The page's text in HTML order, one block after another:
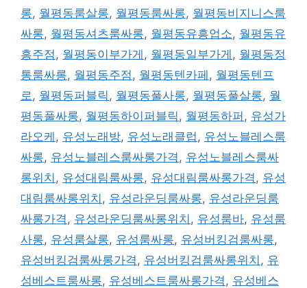
롱, 월평동룸살롱, 월평동룸싸롱, 월평동비지니스룸
싸롱, 월평동셔츠룸싸롱, 월평동유흥업소, 월평동유
흥주점 , 월평동이부가게 , 월평동일부가게 , 월평동정
통룸싸롱, 월평동주점 , 월평동텐카페 , 월평동텐프
로 , 월평동퍼블릭 , 월평동풀사롱, 월평동풀살롱, 월
평동풀싸롱, 월평동하이퍼블릭 , 월평동하퍼 , 유성가
라오케 , 유성노래방, 유성노래클럽 , 유성노블레스룸
싸롱, 유성노블레스룸싸롱가격 , 유성노블레스룸싸
롱위치 , 유성대림룸싸롱, 유성대림룸싸롱가격 , 유성
대림룸싸롱위치 , 유성라운딩룸싸롱, 유성라운딩룸
싸롱가격 , 유성라운딩룸싸롱위치 , 유성룸바, 유성룸
사롱, 유성룸살롱, 유성룸싸롱, 유성버킹검룸싸롱,
유성버킹검룸싸롱가격 , 유성버킹검룸싸롱위치 , 유
성베스트룸싸롱, 유성베스트룸싸롱가격 , 유성베스